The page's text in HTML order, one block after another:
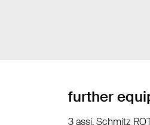
further
3 assi, Schmitz